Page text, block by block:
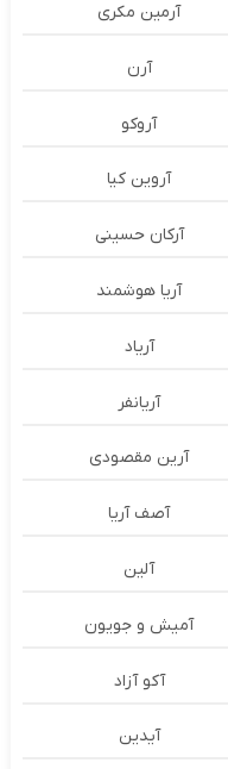
آرمین مکری
آرن
آروکو
آروین کیا
آرکان حسینی
آریا هوشمند
آریاد
آریانفر
آرین مقصودی
آصف آریا
آلین
آمیش و جویون
آکو آزاد
آیدین